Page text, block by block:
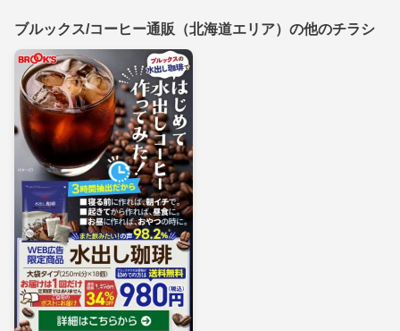
ブルックス/コーヒー通販（北海道エリア）の他のチラシ